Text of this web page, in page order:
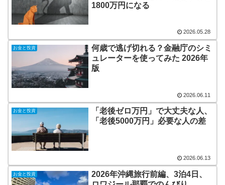
1800万円になる
2026.05.28
お金と投資
何歳で逃げ切れる？金融庁のシミ
ュレーターを使ってみた 2026年
版
2026.06.11
お金と投資
「老後ゼロ万円」で大丈夫な人、
「老後5000万円」必要な人の差
2026.06.13
お金と投資
2026年沖縄旅行前編、3泊4日、